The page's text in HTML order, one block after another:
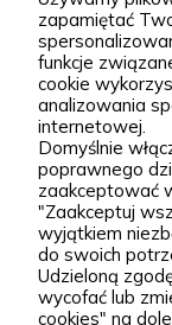
większe
stoją Wiktor i
dobierają
ofercie. W
sprawdzone,
bardziej
oraz sadzonki
nas
ogrodu w jak
Podgórna 9,
+48 793 037
Kategorie
Informacje
zapamiętać
funkcje
cookie
analizowania
internetowej.
Domyślnie
poprawnego
zaakceptować
"Zaakceptuj
wyjątkiem
do swoich
Udzieloną
wycofać lub
cookies" na